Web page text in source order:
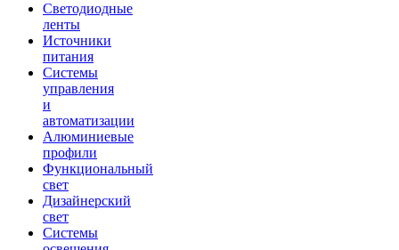
Светодиодные
ленты
Источники
питания
Системы
управления
и
автоматизации
Алюминиевые
профили
Функциональный
свет
Дизайнерский
свет
Системы